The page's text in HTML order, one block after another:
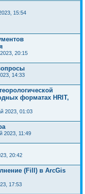
15:54
20:15
14:33
форматах HRIT,
2023, 01:03
2023, 11:49
20:42
(Fill) в ArcGis
17:53